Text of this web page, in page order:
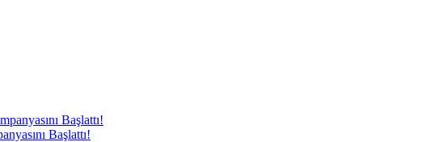
Başlattı!